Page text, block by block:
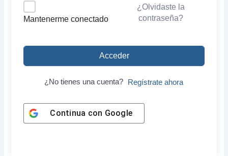
Mantenerme conectado
¿Olvidaste la
contraseña?
Acceder
¿No tienes una cuenta? Regístrate ahora
Continua con Google